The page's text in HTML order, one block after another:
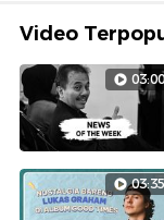
Video
03:00
03:35